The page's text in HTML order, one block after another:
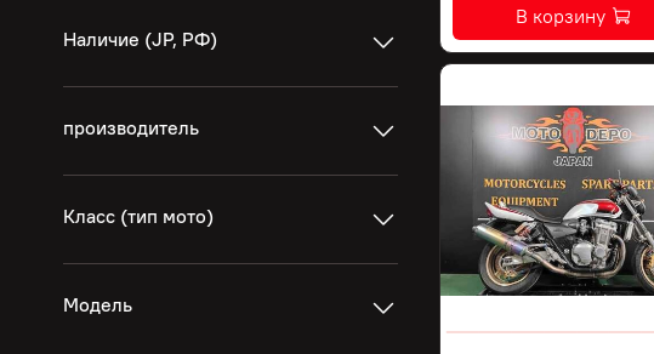
В корзину
Наличие (JP, РФ)
производитель
Класс (тип мото)
Модель